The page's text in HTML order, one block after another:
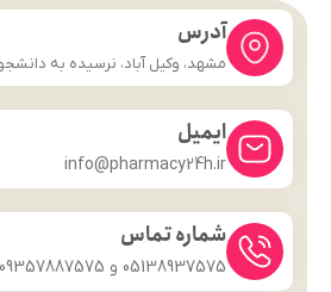
آدرس
مشهد، وکیل آباد، نرسیده به دانشجو،
ایمیل
info@pharmacy24h.ir
شماره تماس
05138937575 و 09357887575